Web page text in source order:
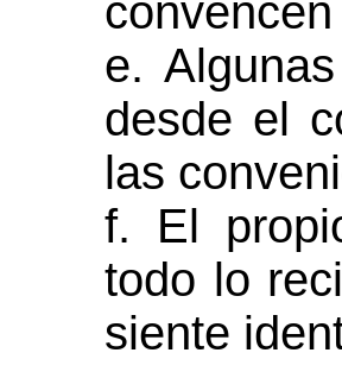
e.
desde el
las
f. El
todo lo
siente